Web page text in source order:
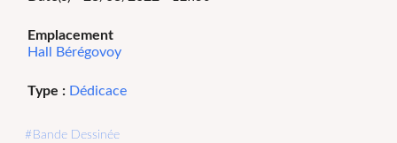
Emplacement
Hall Bérégovoy
Type : Dédicace
Bande Dessinée